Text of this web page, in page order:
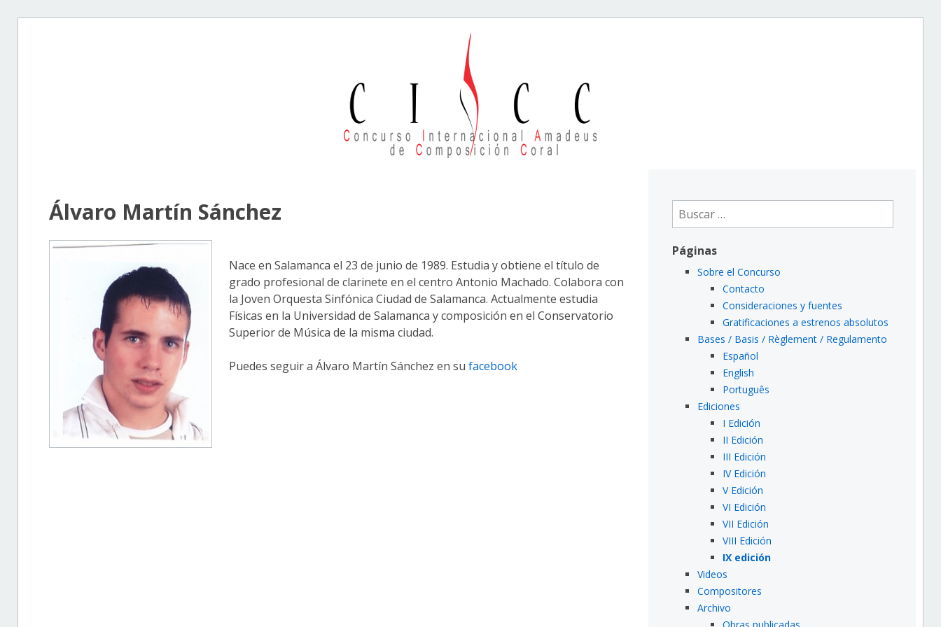
Álvaro Martín Sánchez
Nace en Salamanca el 23 de junio de 1989. Estudia y obtiene el título de
grado profesional de clarinete en el centro Antonio Machado. Colabora con
la Joven Orquesta Sinfónica Ciudad de Salamanca. Actualmente estudia
Físicas en la Universidad de Salamanca y composición en el Conservatorio
Superior de Música de la misma ciudad.
Puedes seguir a Álvaro Martín Sánchez en su facebook
Buscar:
Páginas
Sobre el Concurso
Contacto
Consideraciones y fuentes
Gratificaciones a estrenos absolutos
Bases / Basis / Règlement / Regulamento
Español
English
Português
Ediciones
I Edición
II Edición
III Edición
IV Edición
V Edición
VI Edición
VII Edición
VIII Edición
IX edición
Videos
Compositores
Archivo
Obras publicadas